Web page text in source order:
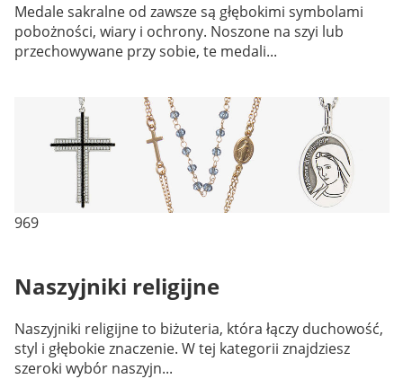
Medale sakralne od zawsze są głębokimi symbolami
pobożności, wiary i ochrony. Noszone na szyi lub
przechowywane przy sobie, te medali...
969
Naszyjniki religijne
Naszyjniki religijne to biżuteria, która łączy duchowość,
styl i głębokie znaczenie. W tej kategorii znajdziesz
szeroki wybór naszyjn...